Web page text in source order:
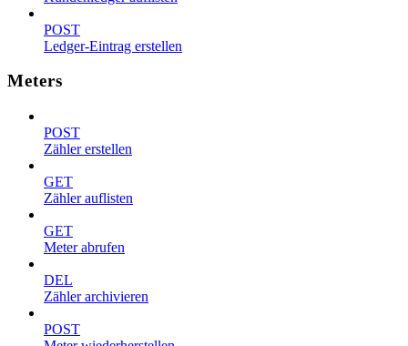
POST
Ledger-Eintrag erstellen
Meters
POST
Zähler erstellen
GET
Zähler auflisten
GET
Meter abrufen
DEL
Zähler archivieren
POST